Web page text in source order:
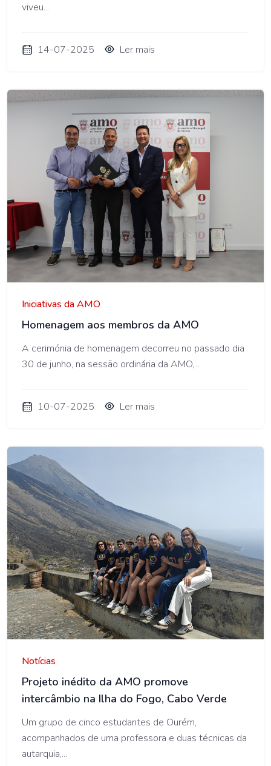
viveu...
14-07-2025 Ler mais
AMO
Iniciativas da AMO
Homenagem aos membros da AMO
A cerimónia de homenagem decorreu no passado dia
30 de junho, na sessão ordinária da AMO,...
10-07-2025 Ler mais
AMO
Notícias
Projeto inédito da AMO promove
intercâmbio na Ilha do Fogo, Cabo Verde
Um grupo de cinco estudantes de Ourém,
acompanhados de uma professora e duas técnicas da
autarquia,...